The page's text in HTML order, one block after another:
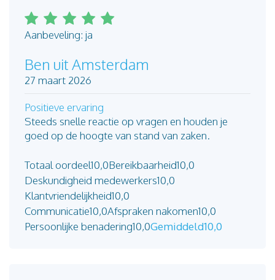
Aanbeveling: ja
Ben uit Amsterdam
27 maart 2026
Positieve ervaring
Steeds snelle reactie op vragen en houden je
goed op de hoogte van stand van zaken.
Totaal oordeel10,0Bereikbaarheid10,0
Deskundigheid medewerkers10,0
Klantvriendelijkheid10,0
Communicatie10,0Afspraken nakomen10,0
Persoonlijke benadering10,0Gemiddeld10,0